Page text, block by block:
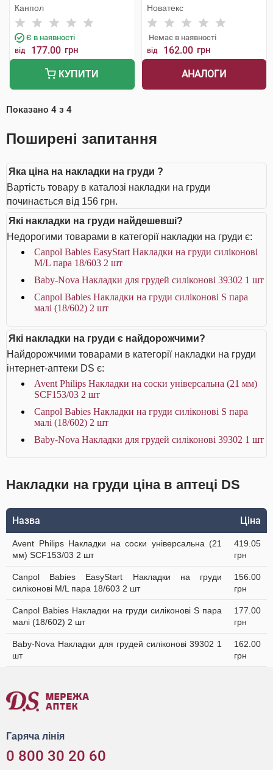
Канпол
Є в наявності
від 177.00 грн
КУПИТИ
Новатекс
Немає в наявності
від 162.00 грн
АНАЛОГИ
Показано 4 з 4
Поширені запитання
Яка ціна на накладки на груди ?
Вартість товару в каталозі накладки на груди
починається від 156 грн.
Які накладки на груди найдешевші?
Недорогими товарами в категорії накладки на груди є:
Canpol Babies EasyStart Накладки на груди силіконові
M/L пара 18/603 2 шт
Baby-Nova Накладки для грудей силіконові 39302 1 шт
Canpol Babies Накладки на груди силіконові S пара
малі (18/602) 2 шт
Які накладки на груди є найдорожчими?
Найдорожчими товарами в категорії накладки на груди
інтернет-аптеки DS є:
Avent Philips Накладки на соски універсальна (21 мм)
SCF153/03 2 шт
Canpol Babies Накладки на груди силіконові S пара
малі (18/602) 2 шт
Baby-Nova Накладки для грудей силіконові 39302 1 шт
Накладки на груди ціна в аптеці DS
Назва Ціна
Avent Philips Накладки на соски універсальна (21
мм) SCF153/03 2 шт
419.05
грн
Canpol Babies EasyStart Накладки на груди
силіконові M/L пара 18/603 2 шт
156.00
грн
Canpol Babies Накладки на груди силіконові S пара
малі (18/602) 2 шт
177.00
грн
Baby-Nova Накладки для грудей силіконові 39302 1
шт
162.00
грн
Гаряча лінія
0 800 30 20 60